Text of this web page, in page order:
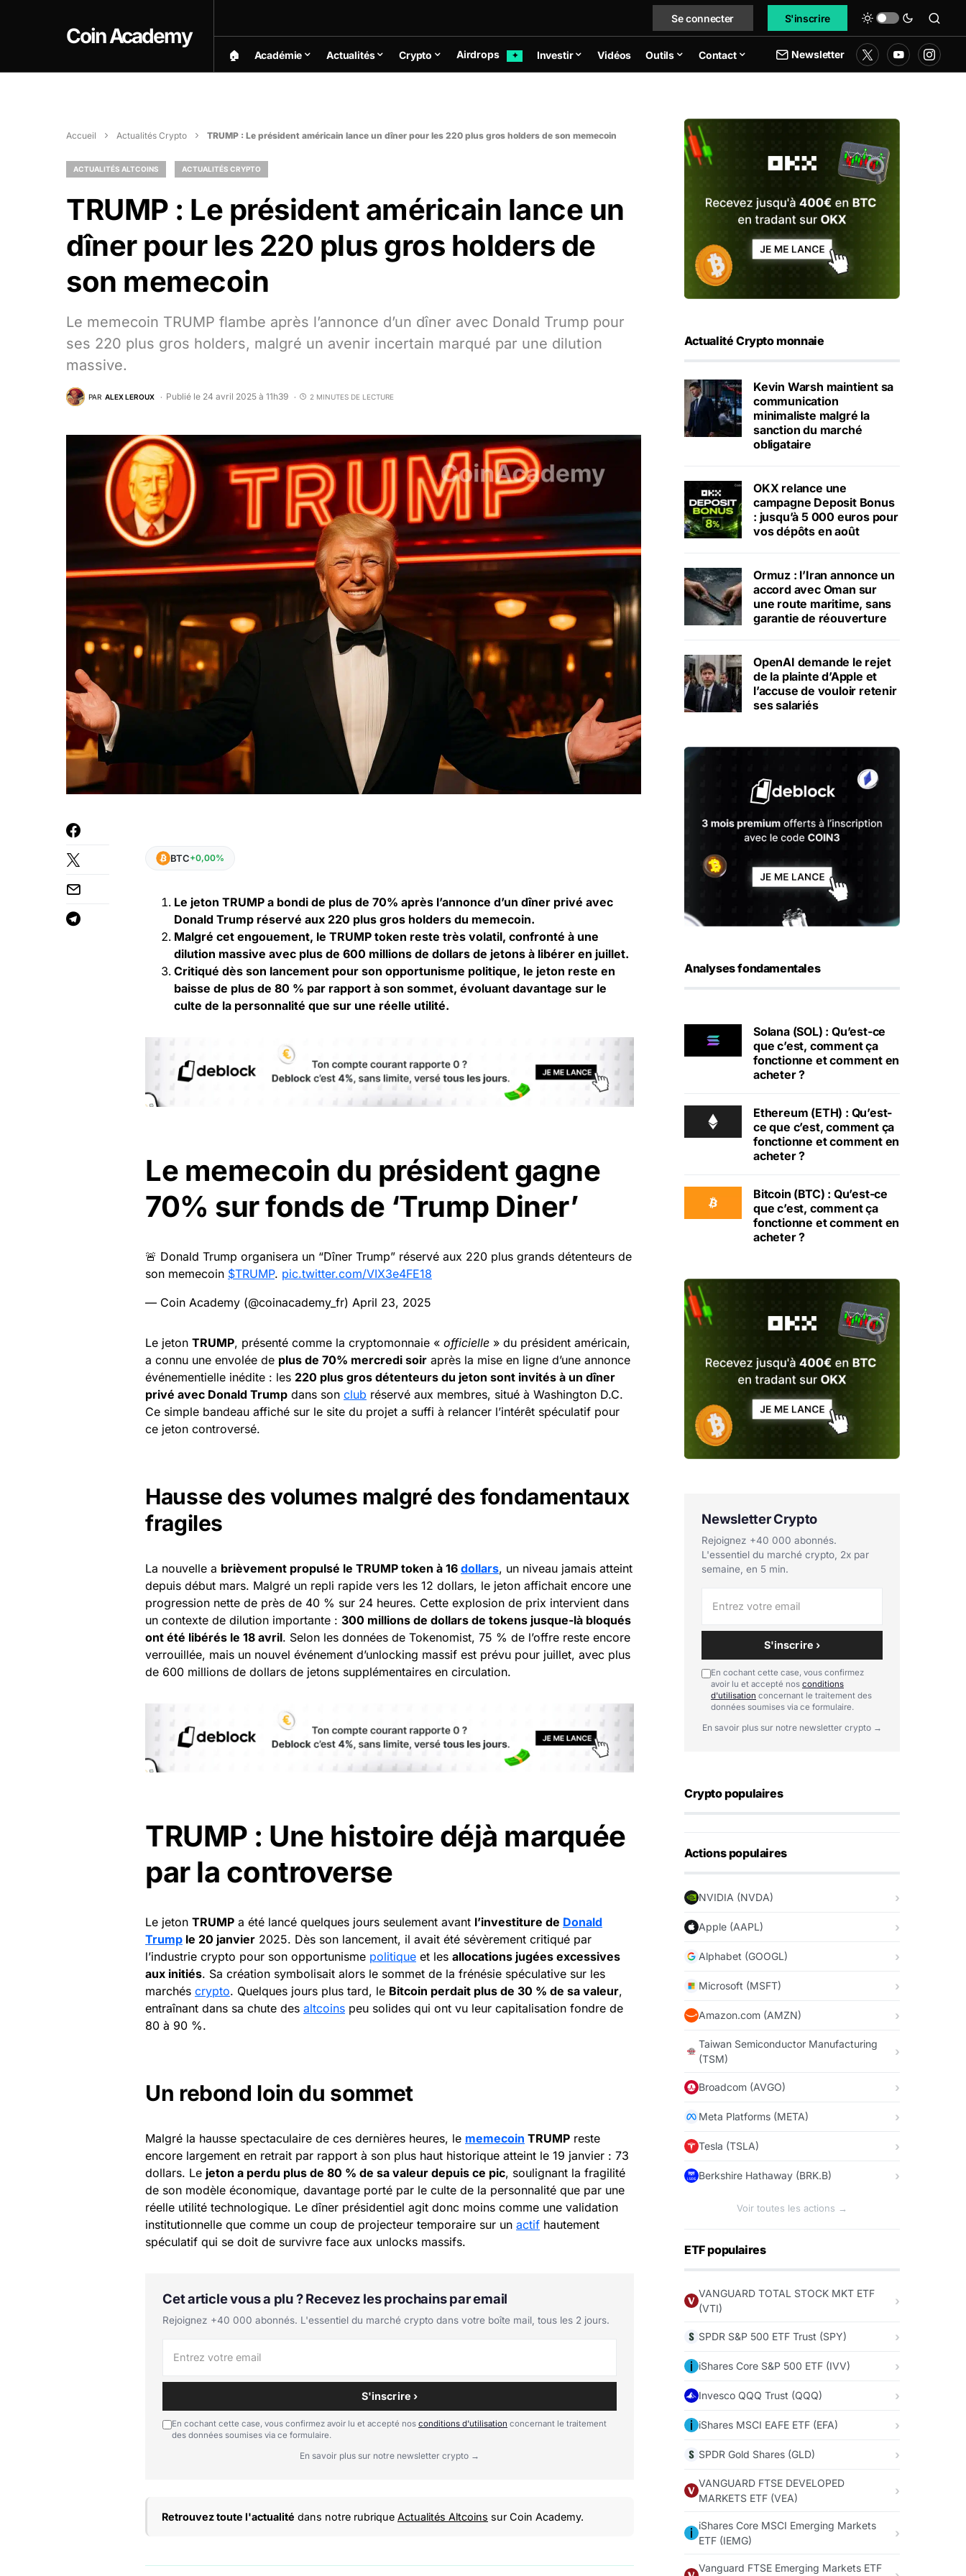
Coin Academy
Se connecter S'inscrire
🏠︎ Académie Actualités Crypto Airdrops ✦ Investir Vidéos Outils Contact Newsletter
Accueil Actualités Crypto TRUMP : Le président américain lance un dîner pour les 220 plus gros holders de son memecoin
ACTUALITÉS ALTCOINS ACTUALITÉS CRYPTO
TRUMP : Le président américain lance un
dîner pour les 220 plus gros holders de
son memecoin
Le memecoin TRUMP flambe après l’annonce d’un dîner avec Donald Trump pour
ses 220 plus gros holders, malgré un avenir incertain marqué par une dilution
massive.
PAR ALEX LEROUX Publié le 24 avril 2025 à 11h39 2 MINUTES DE LECTURE
BTC+0,00%
Le jeton TRUMP a bondi de plus de 70% après l’annonce d’un dîner privé avec
Donald Trump réservé aux 220 plus gros holders du memecoin.
Malgré cet engouement, le TRUMP token reste très volatil, confronté à une
dilution massive avec plus de 600 millions de dollars de jetons à libérer en juillet.
Critiqué dès son lancement pour son opportunisme politique, le jeton reste en
baisse de plus de 80 % par rapport à son sommet, évoluant davantage sur le
culte de la personnalité que sur une réelle utilité.
Le memecoin du président gagne
70% sur fonds de ‘Trump Diner’
🚨 Donald Trump organisera un “Dîner Trump” réservé aux 220 plus grands détenteurs de
son memecoin $TRUMP. pic.twitter.com/VIX3e4FE18
— Coin Academy (@coinacademy_fr) April 23, 2025
Le jeton TRUMP, présenté comme la cryptomonnaie « officielle » du président américain,
a connu une envolée de plus de 70% mercredi soir après la mise en ligne d’une annonce
événementielle inédite : les 220 plus gros détenteurs du jeton sont invités à un dîner
privé avec Donald Trump dans son club réservé aux membres, situé à Washington D.C.
Ce simple bandeau affiché sur le site du projet a suffi à relancer l’intérêt spéculatif pour
ce jeton controversé.
Hausse des volumes malgré des fondamentaux
fragiles
La nouvelle a brièvement propulsé le TRUMP token à 16 dollars, un niveau jamais atteint
depuis début mars. Malgré un repli rapide vers les 12 dollars, le jeton affichait encore une
progression nette de près de 40 % sur 24 heures. Cette explosion de prix intervient dans
un contexte de dilution importante : 300 millions de dollars de tokens jusque-là bloqués
ont été libérés le 18 avril. Selon les données de Tokenomist, 75 % de l’offre reste encore
verrouillée, mais un nouvel événement d’unlocking massif est prévu pour juillet, avec plus
de 600 millions de dollars de jetons supplémentaires en circulation.
TRUMP : Une histoire déjà marquée
par la controverse
Le jeton TRUMP a été lancé quelques jours seulement avant l’investiture de Donald
Trump le 20 janvier 2025. Dès son lancement, il avait été sévèrement critiqué par
l’industrie crypto pour son opportunisme politique et les allocations jugées excessives
aux initiés. Sa création symbolisait alors le sommet de la frénésie spéculative sur les
marchés crypto. Quelques jours plus tard, le Bitcoin perdait plus de 30 % de sa valeur,
entraînant dans sa chute des altcoins peu solides qui ont vu leur capitalisation fondre de
80 à 90 %.
Un rebond loin du sommet
Malgré la hausse spectaculaire de ces dernières heures, le memecoin TRUMP reste
encore largement en retrait par rapport à son plus haut historique atteint le 19 janvier : 73
dollars. Le jeton a perdu plus de 80 % de sa valeur depuis ce pic, soulignant la fragilité
de son modèle économique, davantage porté par le culte de la personnalité que par une
réelle utilité technologique. Le dîner présidentiel agit donc moins comme une validation
institutionnelle que comme un coup de projecteur temporaire sur un actif hautement
spéculatif qui se doit de survivre face aux unlocks massifs.
Cet article vous a plu ? Recevez les prochains par email
Rejoignez +40 000 abonnés. L'essentiel du marché crypto dans votre boîte mail, tous les 2 jours.
S'inscrire ›
En cochant cette case, vous confirmez avoir lu et accepté nos conditions d'utilisation concernant le traitement
des données soumises via ce formulaire.
En savoir plus sur notre newsletter crypto →
Retrouvez toute l'actualité dans notre rubrique Actualités Altcoins sur Coin Academy.
Actualité Crypto monnaie
Kevin Warsh maintient sa
communication
minimaliste malgré la
sanction du marché
obligataire
OKX relance une
campagne Deposit Bonus
: jusqu’à 5 000 euros pour
vos dépôts en août
Ormuz : l’Iran annonce un
accord avec Oman sur
une route maritime, sans
garantie de réouverture
OpenAI demande le rejet
de la plainte d’Apple et
l’accuse de vouloir retenir
ses salariés
Analyses fondamentales
Solana (SOL) : Qu’est-ce
que c’est, comment ça
fonctionne et comment en
acheter ?
Ethereum (ETH) : Qu’est-
ce que c’est, comment ça
fonctionne et comment en
acheter ?
Bitcoin (BTC) : Qu’est-ce
que c’est, comment ça
fonctionne et comment en
acheter ?
Newsletter Crypto
Rejoignez +40 000 abonnés.
L'essentiel du marché crypto, 2x par
semaine, en 5 min.
S'inscrire ›
En cochant cette case, vous confirmez
avoir lu et accepté nos conditions
d'utilisation concernant le traitement des
données soumises via ce formulaire.
En savoir plus sur notre newsletter crypto →
Crypto populaires
Actions populaires
NVIDIA (NVDA)
Apple (AAPL)
Alphabet (GOOGL)
Microsoft (MSFT)
Amazon.com (AMZN)
Taiwan Semiconductor Manufacturing
(TSM)
Broadcom (AVGO)
Meta Platforms (META)
Tesla (TSLA)
Berkshire Hathaway (BRK.B)
Voir toutes les actions →
ETF populaires
VANGUARD TOTAL STOCK MKT ETF
(VTI)
SPDR S&P 500 ETF Trust (SPY)
iShares Core S&P 500 ETF (IVV)
Invesco QQQ Trust (QQQ)
iShares MSCI EAFE ETF (EFA)
SPDR Gold Shares (GLD)
VANGUARD FTSE DEVELOPED
MARKETS ETF (VEA)
iShares Core MSCI Emerging Markets
ETF (IEMG)
Vanguard FTSE Emerging Markets ETF